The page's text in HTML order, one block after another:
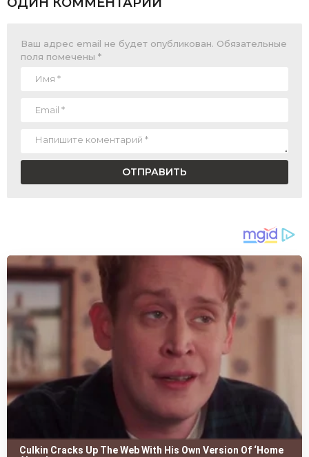
Ваш адрес email не будет опубликован. Обязательные
поля помечены *